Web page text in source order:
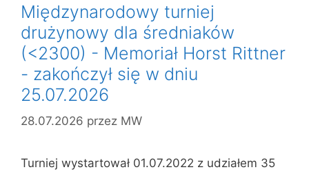
Międzynarodowy turniej
drużynowy dla średniaków
(<2300) - Memoriał Horst Rittner
- zakończył się w dniu
25.07.2026
28.07.2026 przez MW
Turniej wystartował 01.07.2022 z udziałem 35